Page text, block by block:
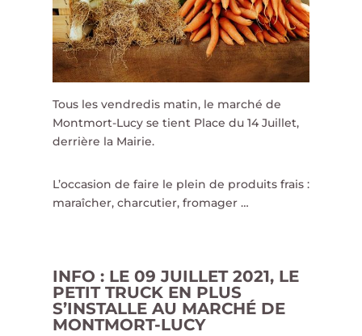
Tous les vendredis matin, le marché de
Montmort-Lucy se tient Place du 14 Juillet,
derrière la Mairie.
L’occasion de faire le plein de produits frais :
maraîcher, charcutier, fromager …
INFO : LE 09 JUILLET 2021, LE
PETIT TRUCK EN PLUS
S’INSTALLE AU MARCHÉ DE
MONTMORT-LUCY